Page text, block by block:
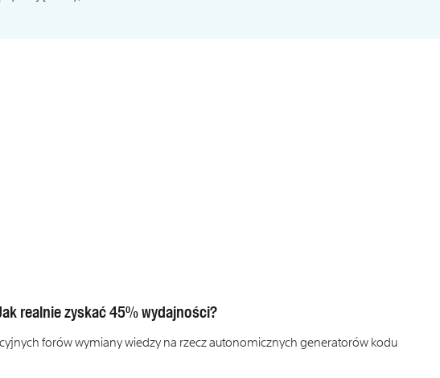
realnie zyskać 45% wydajności?
forów wymiany wiedzy na rzecz autonomicznych generatorów kodu